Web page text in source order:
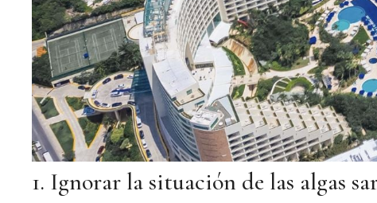
1. Ignorar la situación de las algas